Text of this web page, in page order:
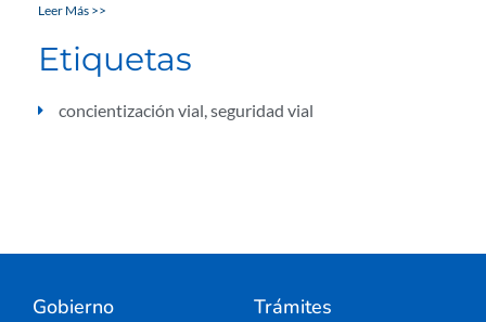
Leer Más >>
Etiquetas
concientización vial seguridad vial
Gobierno Trámites